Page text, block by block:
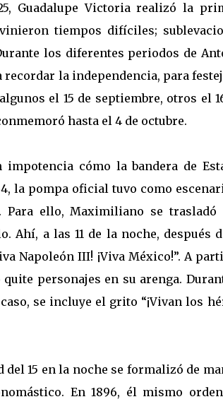
Guadalupe Victoria realizó la
tiempos difíciles;
los diferentes periodos de
recordar la independencia, para
el 15 de septiembre, otros el
hasta el 4 de octubre.
cómo la bandera de
la pompa oficial tuvo como
Para ello, Maximiliano se trasladó
Ahí, a las 11 de la noche, después
Napoleón III! ¡Viva México!”. A
personajes en su arenga.
se incluye el grito “¡Vivan los
15 en la noche se formalizó de
En 1896, él mismo